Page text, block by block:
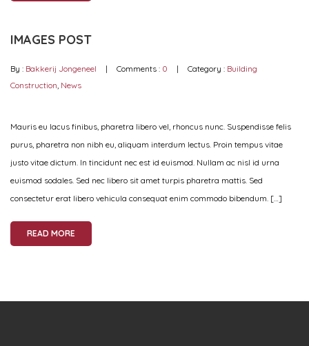
IMAGES POST
By : Bakkerij Jongeneel Comments : 0 Category : Building
Construction News
Mauris eu lacus finibus, pharetra libero vel, rhoncus nunc. Suspendisse felis
purus, pharetra non nibh eu, aliquam interdum lectus. Proin tempus vitae
justo vitae dictum. In tincidunt nec est id euismod. Nullam ac nisl id urna
euismod sodales. Sed nec libero sit amet turpis pharetra mattis. Sed
consectetur erat libero vehicula consequat enim commodo bibendum. […]
READ MORE